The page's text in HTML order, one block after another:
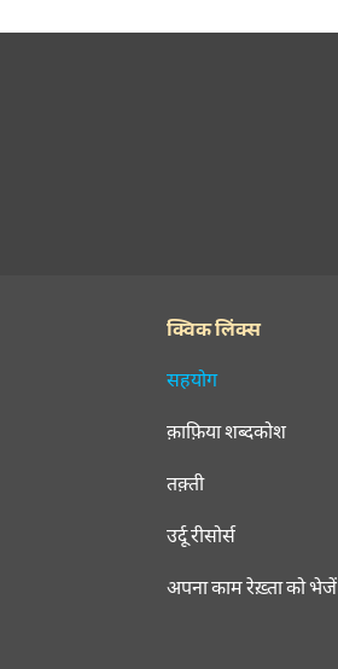
क्विक लिंक्स
सहयोग
क़ाफ़िया शब्दकोश
तक़्ती
उर्दू रीसोर्स
अपना काम रेख़्ता को भेजें